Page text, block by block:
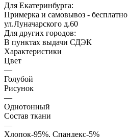
Для Екатеринбурга:
Примерка и самовывоз - бесплатно
ул.Луначарского д.60
Для других городов:
В пунктах выдачи СДЭК
Характеристики
Цвет
—
Голубой
Рисунок
—
Однотонный
Состав ткани
—
Хлопок-95%, Спандекс-5%